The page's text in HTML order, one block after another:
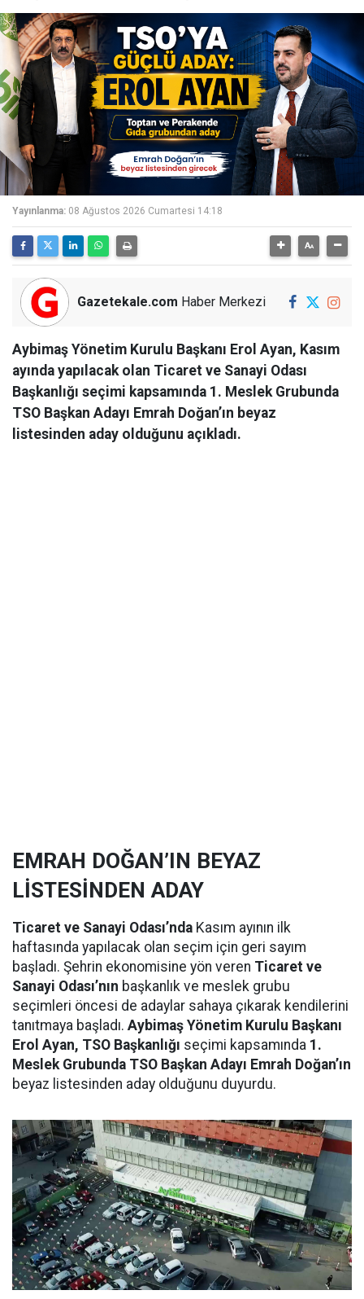
Yayınlanma: 08 Ağustos 2026 Cumartesi 14:18
Gazetekale.com Haber Merkezi
Aybimaş Yönetim Kurulu Başkanı Erol Ayan, Kasım
ayında yapılacak olan Ticaret ve Sanayi Odası
Başkanlığı seçimi kapsamında 1. Meslek Grubunda
TSO Başkan Adayı Emrah Doğan’ın beyaz
listesinden aday olduğunu açıkladı.
EMRAH DOĞAN’IN BEYAZ
LİSTESİNDEN ADAY
Ticaret ve Sanayi Odası’nda Kasım ayının ilk
haftasında yapılacak olan seçim için geri sayım
başladı. Şehrin ekonomisine yön veren Ticaret ve
Sanayi Odası’nın başkanlık ve meslek grubu
seçimleri öncesi de adaylar sahaya çıkarak kendilerini
tanıtmaya başladı. Aybimaş Yönetim Kurulu Başkanı
Erol Ayan, TSO Başkanlığı seçimi kapsamında 1.
Meslek Grubunda TSO Başkan Adayı Emrah Doğan’ın
beyaz listesinden aday olduğunu duyurdu.